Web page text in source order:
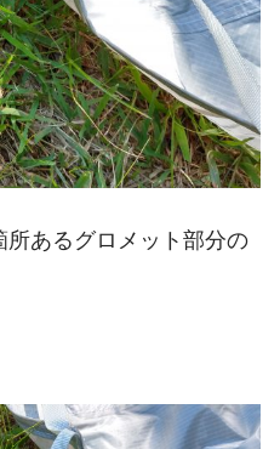
あるグロメット部分の